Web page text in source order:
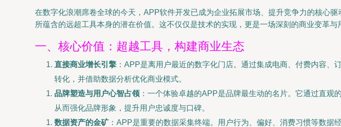
在数字化浪潮席卷全球的今天，APP软件开发已成为企业拓展市场、提升竞争力的核心
所蕴含的远超工具本身的潜在价值。这不仅仅是技术的实现，更是一场深刻的商业变革与
一、核心价值：超越工具，构建商业生态
直接商业增长引擎 ：APP是离用户最近的数字化门店。通过集成电商、付费内容
转化，并借助数据分析优化商业模式。
品牌塑造与用户心智占领 ：一个体验卓越的APP是品牌最生动的名片。它通过直观
从而强化品牌形象，提升用户忠诚度与口碑。
数据资产的金矿：APP是重要的数据采集终端。用户行为、偏好、消费习惯等数据